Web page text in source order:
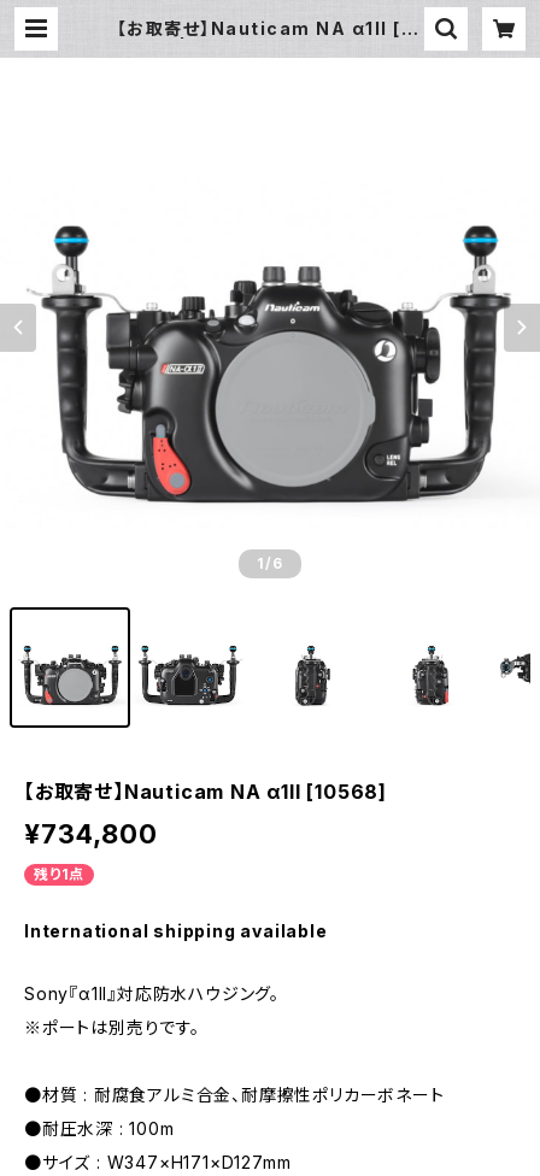
【お取寄せ】Nauticam NA α1II [10
1 /6
【お取寄せ】Nauticam NA α1II [10568]
¥734,800
残り1点
International shipping available
Sony『α1II』対応防水ハウジング。
※ポートは別売りです。
●材質 : 耐腐食アルミ合金、耐摩擦性ポリカーボネート
●耐圧水深 : 100m
●サイズ : W347×H171×D127mm